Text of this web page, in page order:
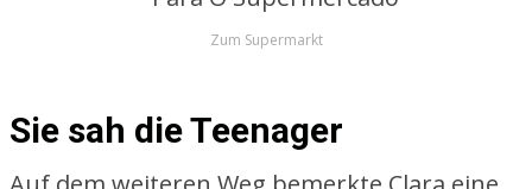
Zum Supermarkt
Sie sah die Teenager